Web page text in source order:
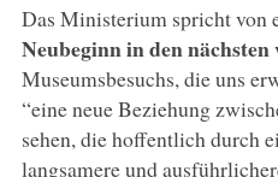
Das Ministerium spricht von
Neubeginn in den
Museumsbesuchs, die uns
“eine neue Beziehung
sehen, die hoffentlich durch
langsamere und